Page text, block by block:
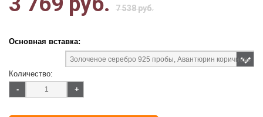
7 538 руб.
Основная вставка:
Количество:
-
+